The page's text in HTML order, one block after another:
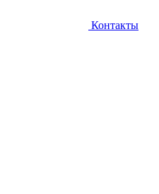
Контакты